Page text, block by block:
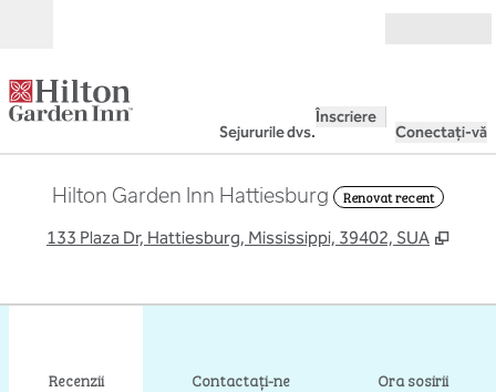
Sejururile dvs.
Înscriere
Conectați-vă
Hilton Garden Inn Hattiesburg Renovat recent
133 Plaza Dr, Hattiesburg, Mississippi, 39402, SUA ,
Recenzii Contactaţi-ne Ora sosirii